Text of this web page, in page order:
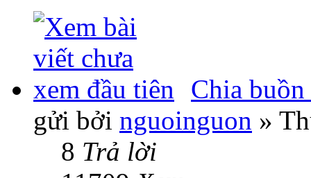
Chia
gửi bởi nguoinguon »
8 Trả lời